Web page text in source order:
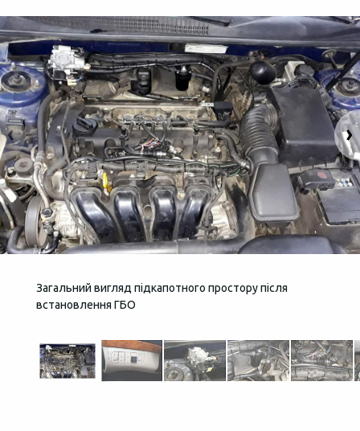
Загальний вигляд підкапотного простору після
встановлення ГБО